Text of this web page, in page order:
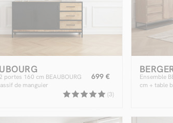
portes 160 cm BEAUBOURG
de manguier
699 €
(3)
Ensemble
cm + table